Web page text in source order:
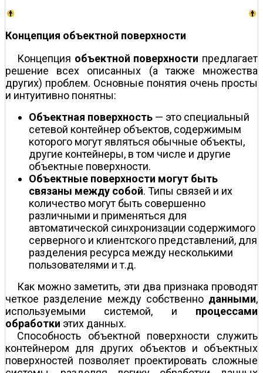
Концепция объектной поверхности
Концепция объектной поверхности предлагает
решение всех описанных (а также множества
других) проблем. Основные понятия очень просты
и интуитивно понятны:
Объектная поверхность — это специальный
сетевой контейнер объектов, содержимым
которого могут являться обычные объекты,
другие контейнеры, в том числе и другие
объектные поверхности.
Объектные поверхности могут быть
связаны между собой. Типы связей и их
количество могут быть совершенно
различными и применяться для
автоматической синхронизации содержимого
серверного и клиентского представлений, для
разделения ресурса между несколькими
пользователями и т.д.
Как можно заметить, эти два признака проводят
четкое разделение между собственно данными,
используемыми системой, и процессами
обработки этих данных.
Способность объектной поверхности служить
контейнером для других объектов и объектных
поверхностей позволяет проектировать сложные